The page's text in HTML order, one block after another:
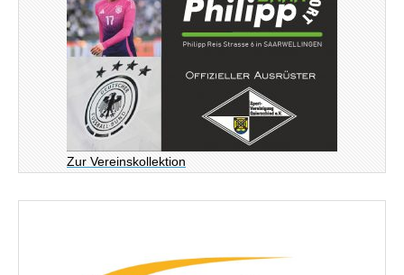
Zur Vereinskollektion